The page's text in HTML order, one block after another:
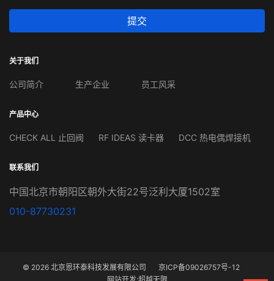
提交
关于我们
公司简介 生产企业 员工风采
产品中心
CHECK ALL 止回阀 RF IDEAS 读卡器 DCC 热电偶焊接机
联系我们
中国北京市朝阳区朝外大街22号泛利大厦1502室
010-87730231
© 2026 北京恩环泰科技发展有限公司
京ICP备09026757号-12